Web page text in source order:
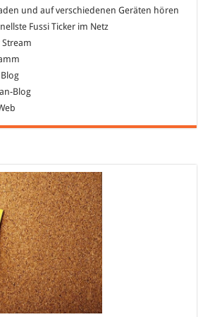
und auf verschiedenen Geräten hören
Fussi Ticker im Netz
Blog